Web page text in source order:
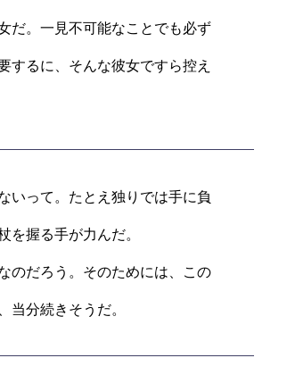
だ。一見不可能なことでも必ず
るに、そんな彼女ですら控え
いって。たとえ独りでは手に負
握る手が力んだ。
のだろう。そのためには、この
分続きそうだ。